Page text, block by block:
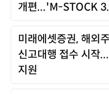
개편...'M-STOCK
미래에셋증권, 해외
신고대행 접수 시작
지원